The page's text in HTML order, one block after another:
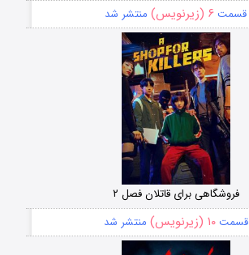
قسمت ۶ (زیرنویس) منتشر شد
فروشگاهی برای قاتلان فصل ۲
قسمت۱۰ (زیرنویس) منتشر شد